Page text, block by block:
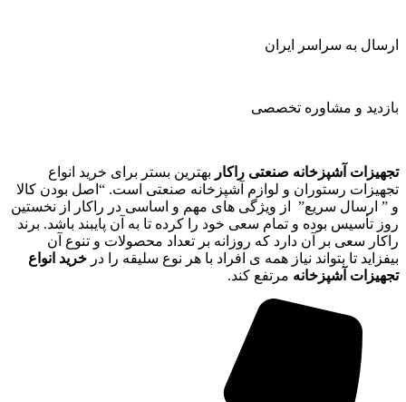
ارسال به سراسر ایران
بازدید و مشاوره تخصصی
تجهیزات آشپزخانه صنعتی راکار بهترین بستر برای خرید انواع
تجهیزات رستوران و لوازم آشپزخانه صنعتی است. “اصل بودن کالا
و ” ارسال سریع” از ویژگی های مهم و اساسی در راکار از نخستین
روز تأسیس بوده و تمام سعی خود را کرده تا به آن پایبند باشد. برند
راکار سعی بر آن دارد که روزانه بر تعداد محصولات و تنوع آن
بیفزاید تا بتواند نیاز همه ی افراد با هر نوع سلیقه را در خرید انواع
تجهیزات آشپزخانه مرتفع کند.